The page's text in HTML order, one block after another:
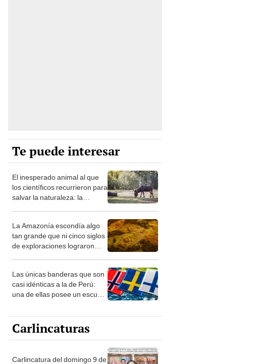
Te puede interesar
El inesperado animal al que
los científicos recurrieron para
salvar la naturaleza: la
desierto en un paisaje con
más vida
La Amazonía escondía algo
tan grande que ni cinco siglos
de exploraciones lograron
sabía sobre su pasado
Las únicas banderas que son
casi idénticas a la de Perú:
una de ellas posee un escudo
Carlincaturas
Carlincatura del domingo 9 de